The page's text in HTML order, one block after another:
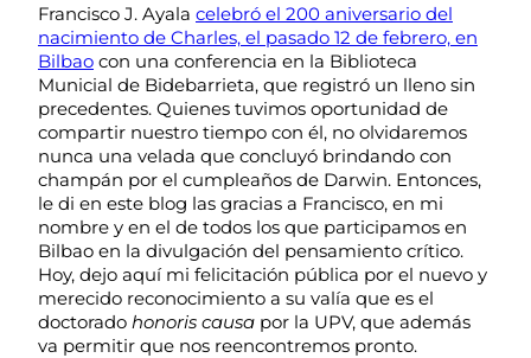
Francisco J. Ayala celebró el 200 aniversario del
nacimiento de Charles, el pasado 12 de febrero, en
Bilbao con una conferencia en la Biblioteca
Municial de Bidebarrieta, que registró un lleno sin
precedentes. Quienes tuvimos oportunidad de
compartir nuestro tiempo con él, no olvidaremos
nunca una velada que concluyó brindando con
champán por el cumpleaños de Darwin. Entonces,
le di en este blog las gracias a Francisco, en mi
nombre y en el de todos los que participamos en
Bilbao en la divulgación del pensamiento crítico.
Hoy, dejo aquí mi felicitación pública por el nuevo y
merecido reconocimiento a su valía que es el
doctorado honoris causa por la UPV, que además
va permitir que nos reencontremos pronto.